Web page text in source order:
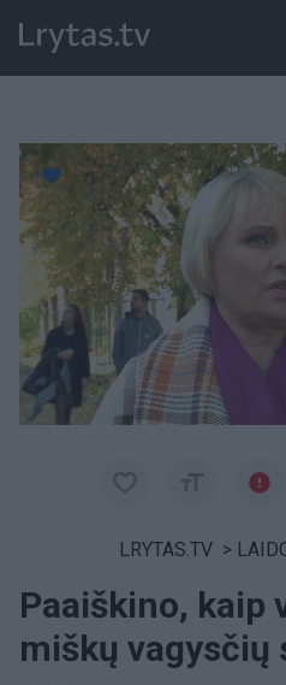
Paremkite Ukrainą
LRYTAS.TV >
Paaiškino, kaip
miškų vagysčių